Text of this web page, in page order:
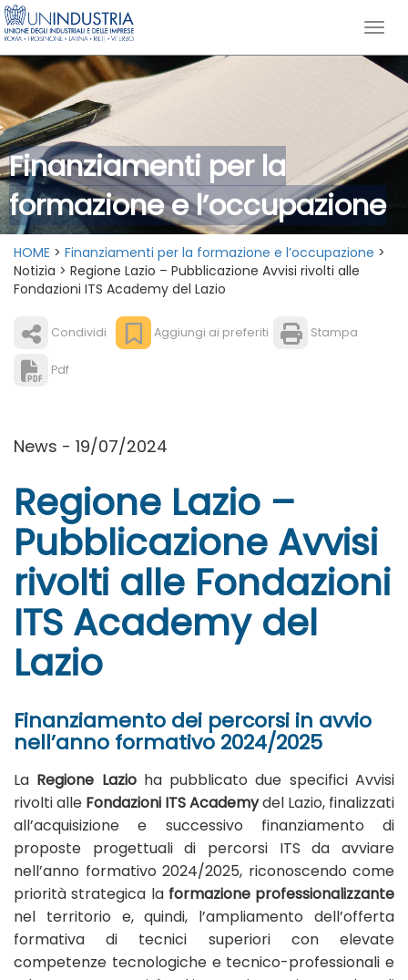
Finanziamenti per la
formazione e l’occupazione
HOME > Finanziamenti per la formazione e l’occupazione >
Notizia > Regione Lazio – Pubblicazione Avvisi rivolti alle
Fondazioni ITS Academy del Lazio
Condividi Aggiungi ai preferiti Stampa
Pdf
News - 19/07/2024
Regione Lazio –
Pubblicazione Avvisi
rivolti alle Fondazioni
ITS Academy del
Lazio
Finanziamento dei percorsi in avvio
nell’anno formativo 2024/2025
La Regione Lazioha pubblicato due specifici Avvisi
rivolti alle Fondazioni ITS Academydel Lazio, finalizzati
all’acquisizione e successivo finanziamento di
proposte progettuali di percorsi ITS da avviare
nell’anno formativo 2024/2025, riconoscendo come
priorità strategica la formazione professionalizzante
nel territorio e, quindi, l’ampliamento dell’offerta
formativa di tecnici superiori con elevate
competenze tecnologiche e tecnico-professionali e